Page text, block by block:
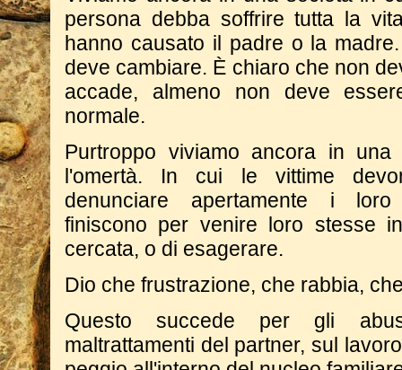
persona debba soffrire tutta la
hanno causato il padre o la
deve cambiare. È chiaro che non
accade, almeno non deve
normale.
Purtroppo viviamo ancora in
l'omertà. In cui le vittime
denunciare apertamente i
finiscono per venire loro stesse
cercata, o di esagerare.
Dio che frustrazione, che rabbia,
Questo succede per gli
maltrattamenti del partner, sul